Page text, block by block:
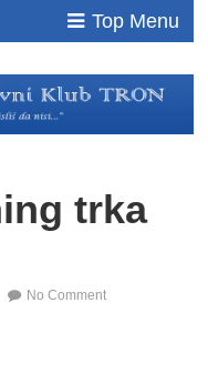
Top Menu
trka
No Comment